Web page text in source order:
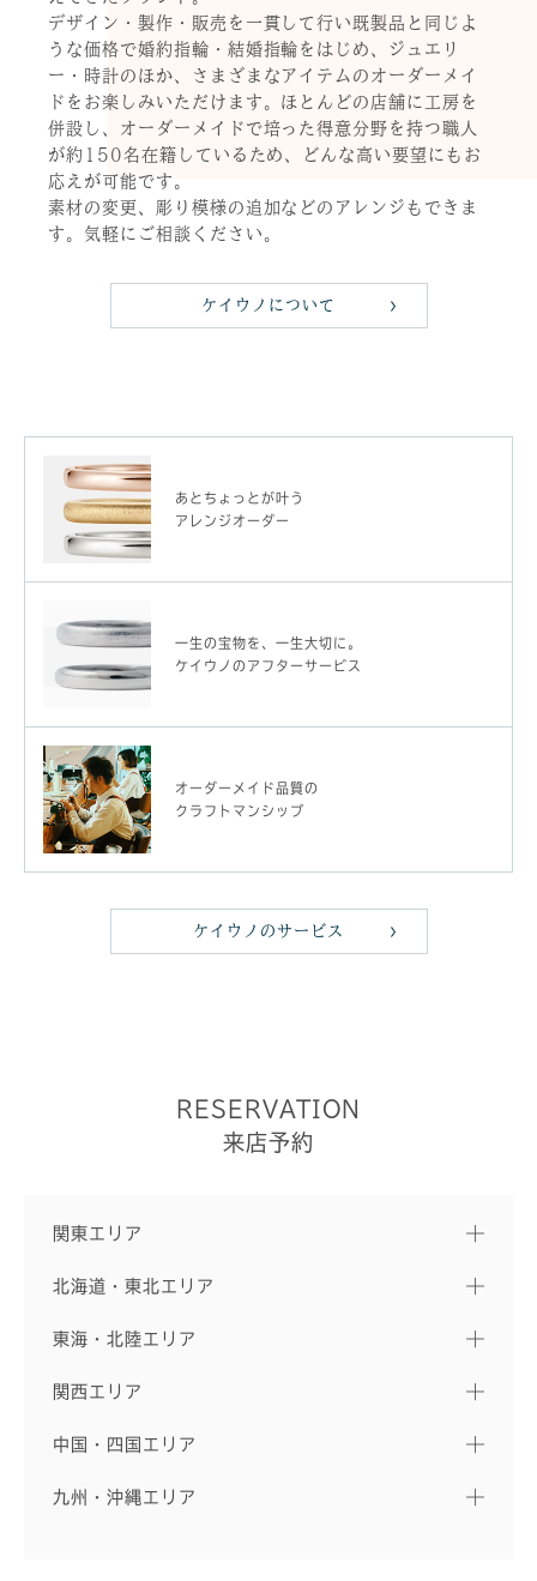
デザイン・製作・販売を一貫して行い既製品と同じよ
うな価格で婚約指輪・結婚指輪をはじめ、ジュエリ
ー・時計のほか、さまざまなアイテムのオーダーメイ
ドをお楽しみいただけます。ほとんどの店舗に工房を
併設し、オーダーメイドで培った得意分野を持つ職人
が約150名在籍しているため、どんな高い要望にもお
応えが可能です。
素材の変更、彫り模様の追加などのアレンジもできま
す。気軽にご相談ください。
ケイウノについて
あとちょっとが叶う
アレンジオーダー
一生の宝物を、一生大切に。
ケイウノのアフターサービス
オーダーメイド品質の
クラフトマンシップ
ケイウノのサービス
RESERVATION
来店予約
関東エリア
北海道・東北エリア
東海・北陸エリア
関西エリア
中国・四国エリア
九州・沖縄エリア